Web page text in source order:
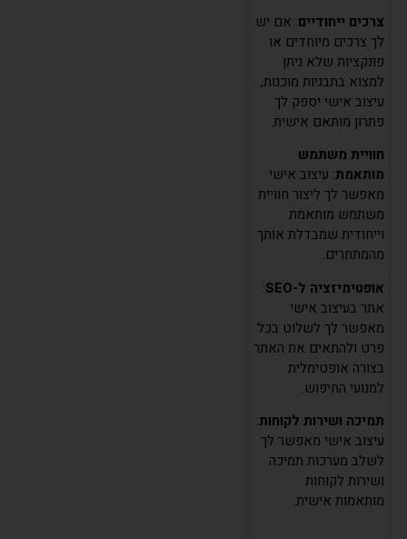
צרכים ייחודיים: אם יש
לך צרכים מיוחדים או
פונקציות שלא ניתן
למצוא בתבניות מוכנות,
עיצוב אישי יספק לך
פתרון מותאם אישית.
חוויית משתמש
מותאמת: עיצוב אישי
מאפשר לך ליצור חוויית
משתמש מותאמת
וייחודית שמבדלת אותך
מהמתחרים.
אופטימיזציה ל-SEO
:
אתר בעיצוב אישי
מאפשר לך לשלוט בכל
פרט ולהתאים את האתר
בצורה אופטימלית
למנועי החיפוש.
תמיכה ושירות לקוחות:
עיצוב אישי מאפשר לך
לשלב מערכות תמיכה
ושירות לקוחות
מותאמות אישית.